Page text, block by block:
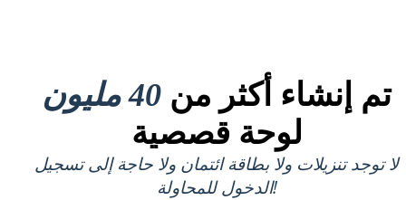
تم إنشاء أكثر من 40 مليون
لوحة قصصية
لا توجد تنزيلات ولا بطاقة ائتمان ولا حاجة إلى تسجيل
الدخول للمحاولة!